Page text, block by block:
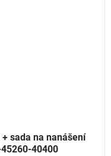
sada na nanášení
40400